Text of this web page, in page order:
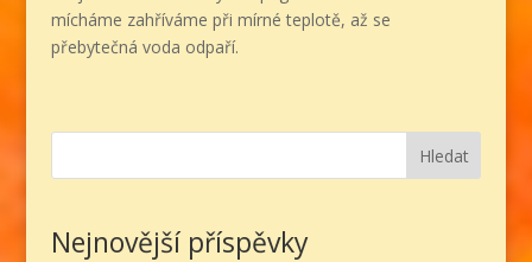
mícháme zahříváme při mírné teplotě, až se
přebytečná voda odpaří.
Hledat
Nejnovější příspěvky